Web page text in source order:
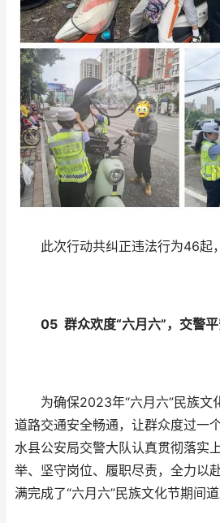
此次行动共纠正违法行为46起，
05 群众欢度“六月六”，交警
为确保2023年“六月六”民族文
道路交通安全畅通，让群众度过一
水县公安局交警大队认真贯彻落实
举、坚守岗位、履职尽责，全力以
满完成了“六月六”民族文化节期间